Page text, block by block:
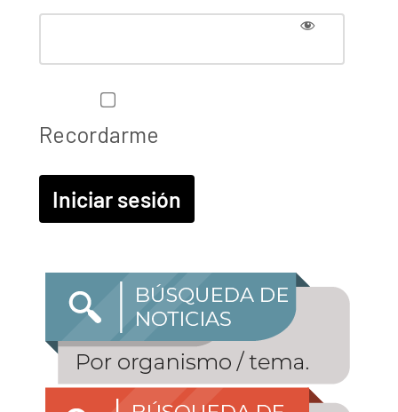
Recordarme